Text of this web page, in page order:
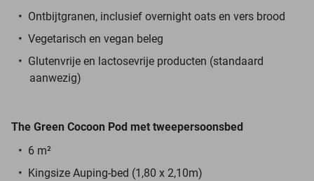
Ontbijtgranen, inclusief overnight oats en vers brood
Vegetarisch en vegan beleg
Glutenvrije en lactosevrije producten (standaard
aanwezig)
The Green Cocoon Pod met tweepersoonsbed
6 m²
Kingsize Auping-bed (1,80 x 2,10m)